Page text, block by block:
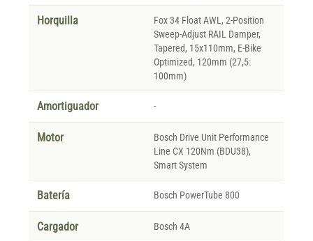
Horquilla
Fox 34 Float AWL, 2-Position
Sweep-Adjust RAIL Damper,
Tapered, 15x110mm, E-Bike
Optimized, 120mm (27,5:
100mm)
Amortiguador -
Motor
Bosch Drive Unit Performance
Line CX 120Nm (BDU38),
Smart System
Batería Bosch PowerTube 800
Cargador Bosch 4A